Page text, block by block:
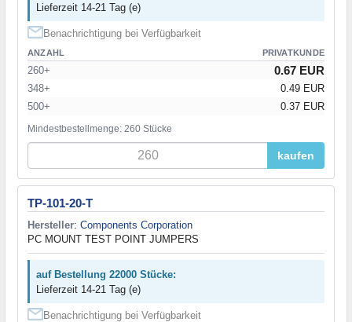
Lieferzeit 14-21 Tag (e)
Benachrichtigung bei Verfügbarkeit
ANZAHL PRIVATKUNDE
260+ 0.67 EUR
348+
0.49 EUR
500+
0.37 EUR
Mindestbestellmenge: 260 Stücke
kaufen
TP-101-20-T
Hersteller: Components Corporation
PC MOUNT TEST POINT JUMPERS
auf Bestellung 22000 Stücke:
Lieferzeit 14-21 Tag (e)
Benachrichtigung bei Verfügbarkeit